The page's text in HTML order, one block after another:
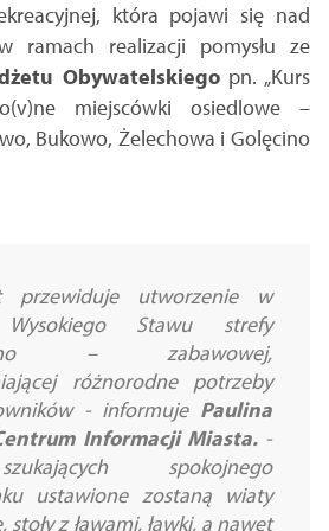
która pojawi się nad
ramach realizacji pomysłu ze
Obywatelskiegopn. „Kurs
miejscówki osiedlowe –
Bukowo, Żelechowa i Golęcino
przewiduje utworzenie w
Stawu strefy
– zabawowej,
różnorodne potrzeby
- informuje Paulina
Informacji Miasta.-
spokojnego
ustawione zostaną wiaty
stoły z ławami, ławki, a nawet